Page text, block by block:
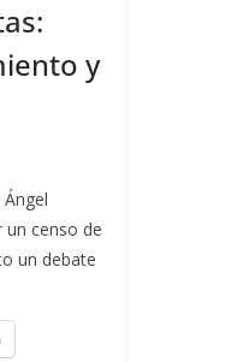
y
un censo de
un debate